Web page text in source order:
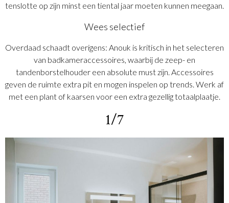
tenslotte op zijn minst een tiental jaar moeten kunnen meegaan.
Wees selectief
Overdaad schaadt overigens: Anouk is kritisch in het selecteren
van badkameraccessoires, waarbij de zeep- en
tandenborstelhouder een absolute must zijn. Accessoires
geven de ruimte extra pit en mogen inspelen op trends. Werk af
met een plant of kaarsen voor een extra gezellig totaalplaatje.
1/7